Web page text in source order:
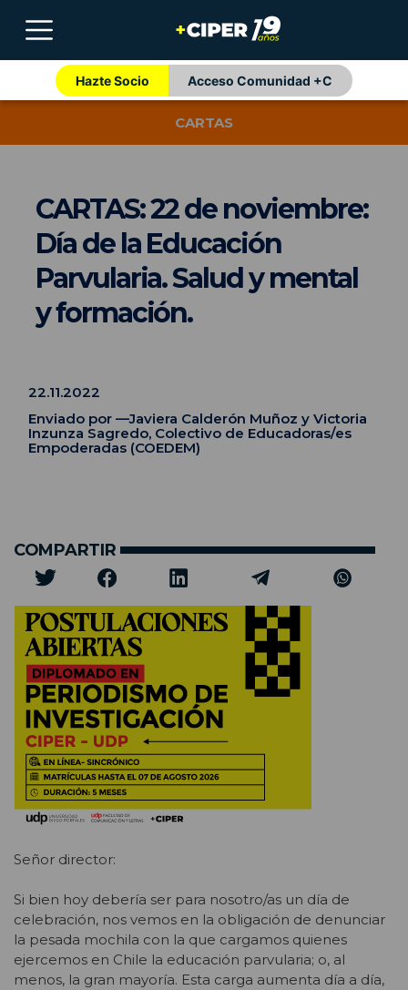
Hazte Socio Acceso Comunidad +C
CARTAS
CARTAS: 22 de noviembre:
Día de la Educación
Parvularia. Salud y mental
y formación.
22.11.2022
Enviado por —Javiera Calderón Muñoz y Victoria
Inzunza Sagredo, Colectivo de Educadoras/es
Empoderadas (COEDEM)
COMPARTIR
Señor director:
Si bien hoy debería ser para nosotro/as un día de
celebración, nos vemos en la obligación de denunciar
la pesada mochila con la que cargamos quienes
ejercemos en Chile la educación parvularia; o, al
menos, la gran mayoría. Esta carga aumenta día a día,